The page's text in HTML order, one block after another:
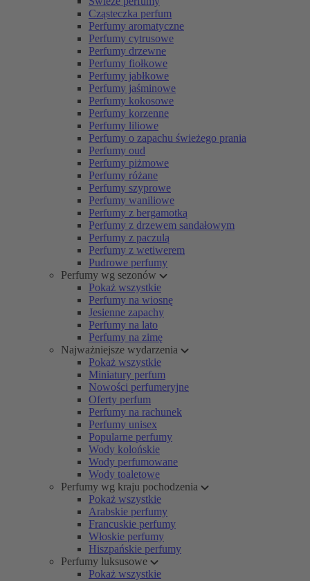
Cząsteczka perfum
Perfumy aromatyczne
Perfumy cytrusowe
Perfumy drzewne
Perfumy fiołkowe
Perfumy jabłkowe
Perfumy jaśminowe
Perfumy kokosowe
Perfumy korzenne
Perfumy liliowe
Perfumy o zapachu świeżego prania
Perfumy oud
Perfumy piżmowe
Perfumy różane
Perfumy szyprowe
Perfumy waniliowe
Perfumy z bergamotką
Perfumy z drzewem sandałowym
Perfumy z paczulą
Perfumy z wetiwerem
Pudrowe perfumy
Perfumy wg sezonów
Pokaż wszystkie
Perfumy na wiosnę
Jesienne zapachy
Perfumy na lato
Perfumy na zimę
Najważniejsze wydarzenia
Pokaż wszystkie
Miniatury perfum
Nowości perfumeryjne
Oferty perfum
Perfumy na rachunek
Perfumy unisex
Popularne perfumy
Wody kolońskie
Wody perfumowane
Wody toaletowe
Perfumy wg kraju pochodzenia
Pokaż wszystkie
Arabskie perfumy
Francuskie perfumy
Włoskie perfumy
Hiszpańskie perfumy
Perfumy luksusowe
Pokaż wszystkie